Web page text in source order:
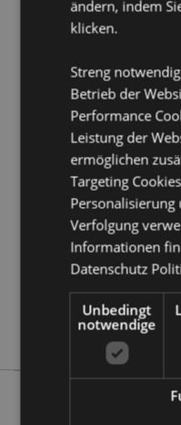
Produkttressourcen:
Möchten Sie mehr
Produktattribute
Information
Höhe 4cm
288
0.024000
Keine
Keine
Keine
Luck of the Irish
ändern, indem
klicken.
Streng
Betrieb der
Performance
Leistung der
ermöglichen
Targeting
Personalisierung
Verfolgung
Informationen
Datenschutz
Unbedingt
notwendige